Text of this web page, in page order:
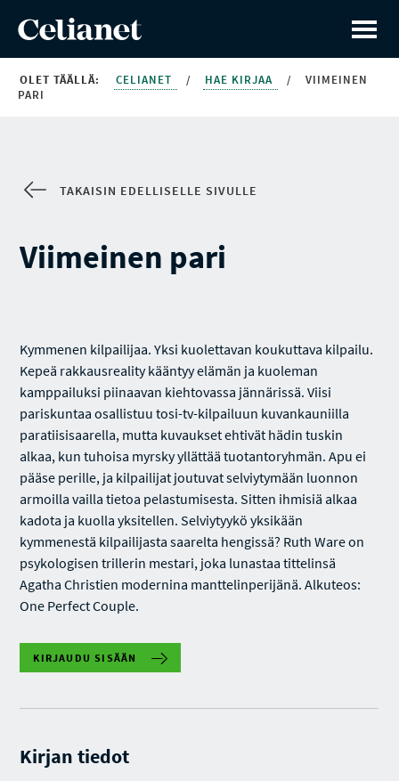
OLET TÄÄLLÄ: CELIANET / HAE KIRJAA /
VIIMEINEN
PARI
TAKAISIN EDELLISELLE SIVULLE
Viimeinen pari
Kymmenen kilpailijaa. Yksi kuolettavan koukuttava kilpailu.
Kepeä rakkausreality kääntyy elämän ja kuoleman
kamppailuksi piinaavan kiehtovassa jännärissä. Viisi
pariskuntaa osallistuu tosi-tv-kilpailuun kuvankauniilla
paratiisisaarella, mutta kuvaukset ehtivät hädin tuskin
alkaa, kun tuhoisa myrsky yllättää tuotantoryhmän. Apu ei
pääse perille, ja kilpailijat joutuvat selviytymään luonnon
armoilla vailla tietoa pelastumisesta. Sitten ihmisiä alkaa
kadota ja kuolla yksitellen. Selviytyykö yksikään
kymmenestä kilpailijasta saarelta hengissä? Ruth Ware on
psykologisen trillerin mestari, joka lunastaa tittelinsä
Agatha Christien modernina manttelinperijänä. Alkuteos:
One Perfect Couple.
KIRJAUDU SISÄÄN
Kirjan tiedot